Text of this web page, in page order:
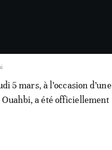
5 mars, à l’occasion d’une
Ouahbi, a été officiellement